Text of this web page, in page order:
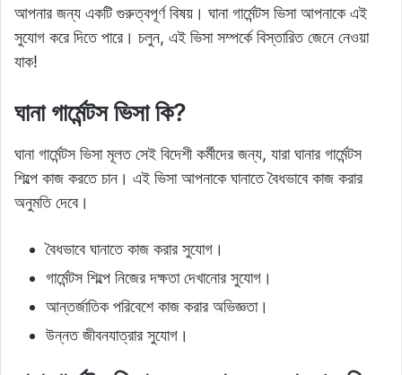
আপনার জন্য একটি গুরুত্বপূর্ণ বিষয়। ঘানা গার্মেন্টস ভিসা আপনাকে এই
সুযোগ করে দিতে পারে। চলুন, এই ভিসা সম্পর্কে বিস্তারিত জেনে নেওয়া
যাক!
ঘানা গার্মেন্টস ভিসা কি?
ঘানা গার্মেন্টস ভিসা মূলত সেই বিদেশী কর্মীদের জন্য, যারা ঘানার গার্মেন্টস
শিল্পে কাজ করতে চান। এই ভিসা আপনাকে ঘানাতে বৈধভাবে কাজ করার
অনুমতি দেবে।
বৈধভাবে ঘানাতে কাজ করার সুযোগ।
গার্মেন্টস শিল্পে নিজের দক্ষতা দেখানোর সুযোগ।
আন্তর্জাতিক পরিবেশে কাজ করার অভিজ্ঞতা।
উন্নত জীবনযাত্রার সুযোগ।